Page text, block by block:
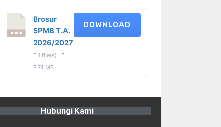
Brosur
SPMB T.A.
2026/2027
1 file(s)
3.74 MB
DOWNLOAD
Hubungi Kami